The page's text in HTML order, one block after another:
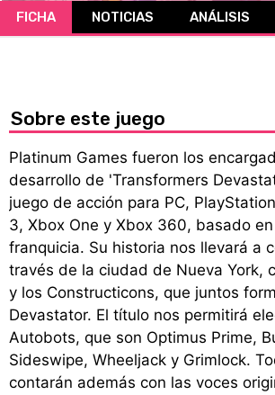
FICHA NOTICIAS ANÁLISIS
Sobre este juego
Platinum Games fueron los
desarrollo de 'Transformers
juego de acción para PC,
3, Xbox One y Xbox 360, basado
franquicia. Su historia nos llevará a
través de la ciudad de Nueva York,
y los Constructicons, que juntos
Devastator. El título nos permitirá
Autobots, que son Optimus Prime,
Sideswipe, Wheeljack y Grimlock.
contarán además con las voces